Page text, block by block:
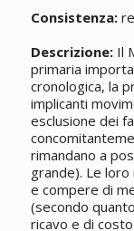
Consistenza:
Descrizione:Il
primaria
cronologica, la
implicanti
esclusione dei
rimandano a
grande). Le
e compere di
(secondo
ricavo e di